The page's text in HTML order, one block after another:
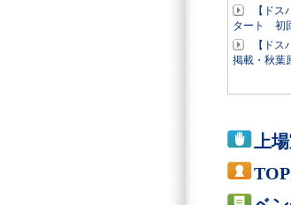
【ド
タート 初
【ド
掲載・秋葉
上